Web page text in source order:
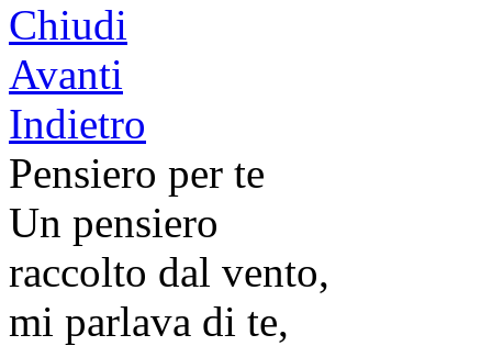
Chiudi
Avanti
Indietro
Pensiero per te
Un pensiero
raccolto dal vento,
mi parlava di te,